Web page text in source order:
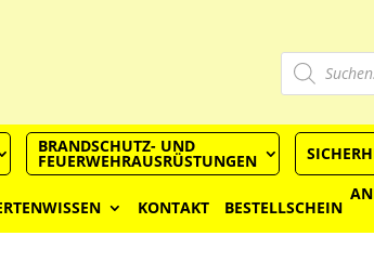
Produkts
Suchen
BRANDSCHUTZ- UND
FEUERWEHRAUSRÜSTUNGEN
KONTAKT BESTELLSCHEIN